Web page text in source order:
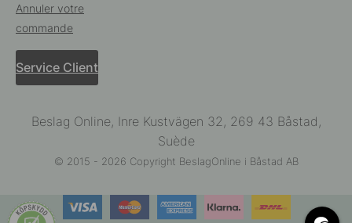
Annuler votre
commande
Service Client
Beslag Online, Inre Kustvägen 32, 269 43 Båstad,
Suède
© 2015 - 2026 Copyright BeslagOnline i Båstad AB